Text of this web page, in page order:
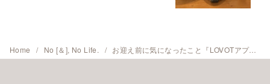
Home No [＆], No Life. お迎え前に気になったこと『LOVOTアプリって何？』